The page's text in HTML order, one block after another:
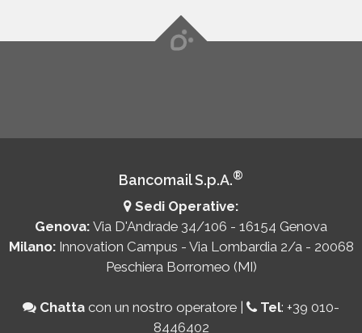
Bancomail S.p.A.®
Sedi Operative:
Genova: Via D'Andrade 34/106 - 16154 Genova
Milano: Innovation Campus - Via Lombardia 2/a - 20068
Peschiera Borromeo (MI)
Chatta con un nostro operatore | Tel: +39 010-
8446402